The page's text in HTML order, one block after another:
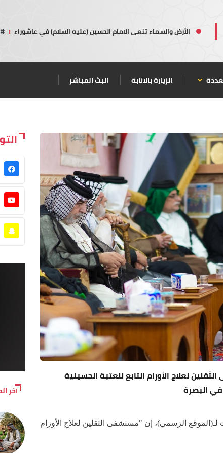
الأرض والسماء تنعى الامام الحسين (عليه السلام) في عاشوراء :
الزيارة بالانابة البث المباشر
الثقلين لعلاج الأورام التابع للعتبة الحسينية
البصرة
الرسمي)، إن "مستشفى الثقلين لعلاج الأورام
آخر